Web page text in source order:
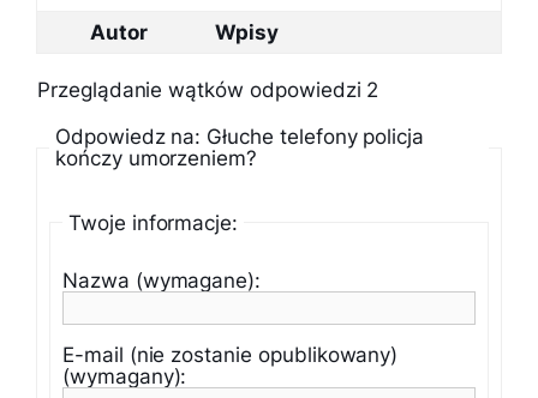
Autor
Wpisy
Przeglądanie wątków odpowiedzi 2
Odpowiedz na: Głuche telefony policja
kończy umorzeniem?
Twoje informacje:
Nazwa (wymagane):
E-mail (nie zostanie opublikowany)
(wymagany):